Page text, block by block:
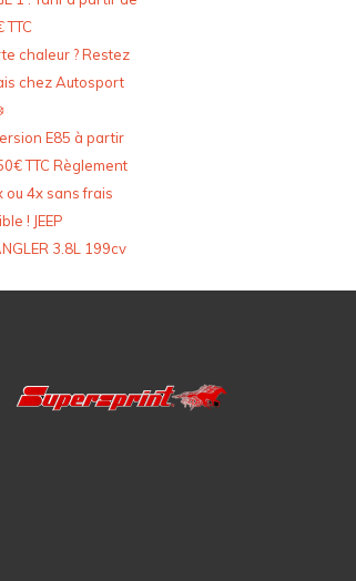
TTC
chaleur ? Restez
chez Autosport
E85 à partir
TTC Règlement
ou 4x sans frais
! JEEP
3.8L 199cv